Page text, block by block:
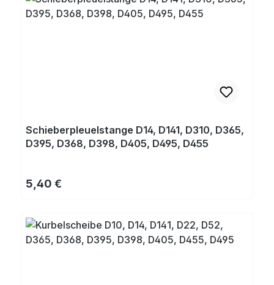
Schieberpleuelstange D14, D141, D310, D365,
D395, D368, D398, D405, D495, D455
Regulärer Preis:
5,40 €